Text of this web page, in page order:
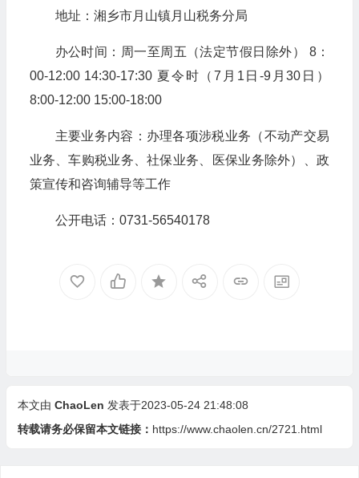
地址：湘乡市月山镇月山税务分局
办公时间：周一至周五（法定节假日除外） 8：
00-12:00 14:30-17:30 夏令时（7月1日-9月30日）
8:00-12:00 15:00-18:00
主要业务内容：办理各项涉税业务（不动产交易
业务、车购税业务、社保业务、医保业务除外）、政
策宣传和咨询辅导等工作
公开电话：0731-56540178
本文由 ChaoLen 发表于2023-05-24 21:48:08
转载请务必保留本文链接： https://www.chaolen.cn/2721.html